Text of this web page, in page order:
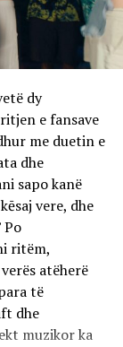
dhe dekorime
gjunjët. Nën
nuanca e
me ngjyrën e
tejet
të
lënë të
së saj
dy
e fansave
me duetin e
dhe
sapo kanë
vere, dhe
ritëm,
atëherë
të
dhe
muzikor ka